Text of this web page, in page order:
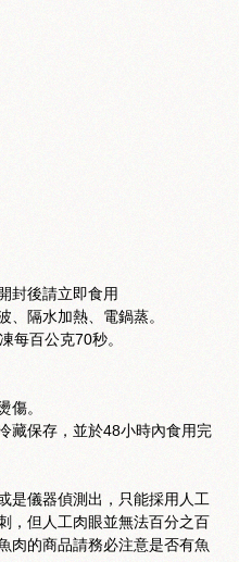
封後請立即食用
、隔水加熱、電鍋蒸。
每百公克70秒。
傷。
藏保存，並於48小時內食用完
是儀器偵測出，只能採用人工
，但人工肉眼並無法百分之百
肉的商品請務必注意是否有魚